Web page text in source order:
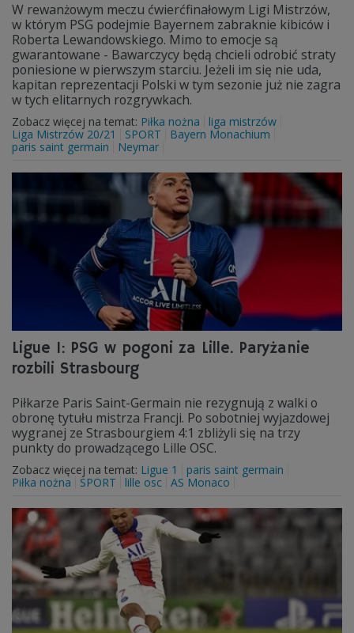
W rewanżowym meczu ćwierćfinałowym Ligi Mistrzów,
w którym PSG podejmie Bayernem zabraknie kibiców i
Roberta Lewandowskiego. Mimo to emocje są
gwarantowane - Bawarczycy będą chcieli odrobić straty
poniesione w pierwszym starciu. Jeżeli im się nie uda,
kapitan reprezentacji Polski w tym sezonie już nie zagra
w tych elitarnych rozgrywkach.
Zobacz więcej na temat: Piłka nożna
liga mistrzów
Liga Mistrzów 20/21
SPORT
Bayern Monachium
paris saint germain
Neymar
Ligue 1: PSG w pogoni za Lille. Paryżanie
rozbili Strasbourg
Piłkarze Paris Saint-Germain nie rezygnują z walki o
obronę tytułu mistrza Francji. Po sobotniej wyjazdowej
wygranej ze Strasbourgiem 4:1 zbliżyli się na trzy
punkty do prowadzącego Lille OSC.
Zobacz więcej na temat: Ligue 1
paris saint germain
Piłka nożna
SPORT lille osc AS Monaco